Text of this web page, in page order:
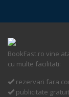
BookFast.ro vine
cu multe facilitati:
rezervari fara
publicitate